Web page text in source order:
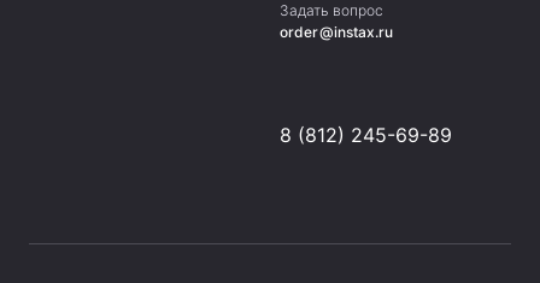
Задать вопрос
order@instax.ru
8 (812) 245-69-89